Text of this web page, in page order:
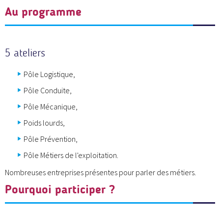
Au programme
5 ateliers
Pôle Logistique,
Pôle Conduite,
Pôle Mécanique,
Poids lourds,
Pôle Prévention,
Pôle Métiers de l'exploitation.
Nombreuses entreprises présentes pour parler des métiers.
Pourquoi participer ?